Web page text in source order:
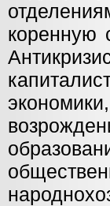
коренную